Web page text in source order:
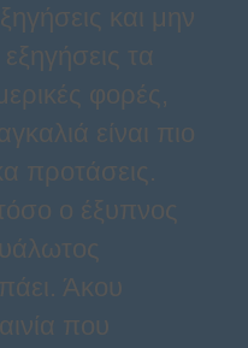
και μην
τα
φορές,
είναι πιο
προτάσεις.
ο έξυπνος
Άκου
που